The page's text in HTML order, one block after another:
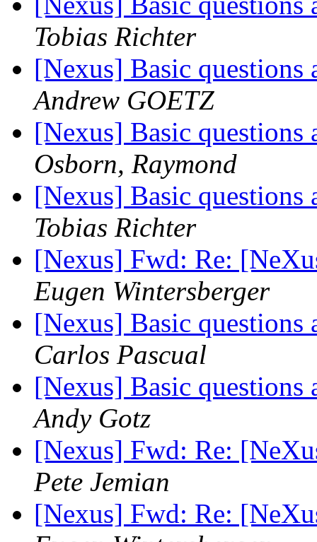
Tobias Richter
[Nexus] Basic
Andrew GOETZ
[Nexus] Basic
Osborn, Raymond
[Nexus] Basic
Tobias Richter
[Nexus] Fwd: Re:
Eugen Wintersberger
[Nexus] Basic
Carlos Pascual
[Nexus] Basic
Andy Gotz
[Nexus] Fwd: Re:
Pete Jemian
[Nexus] Fwd: Re: